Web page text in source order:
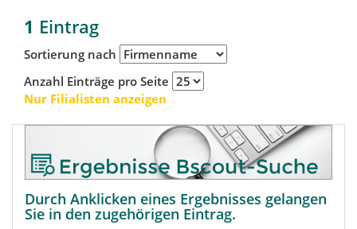
1 Eintrag
Sortierung nach
Anzahl Einträge pro Seite
Nur Filialisten anzeigen
Durch Anklicken eines Ergebnisses gelangen
Sie in den zugehörigen Eintrag.